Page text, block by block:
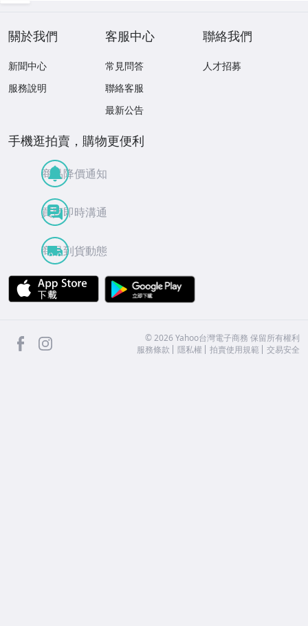
關於我們
新聞中心
服務說明
客服中心
常見問答
聯絡客服
最新公告
聯絡我們
人才招募
手機逛拍賣，購物更便利
商品降價通知
買賣即時溝通
商品到貨動態
APP Store
facebook ©2026 Yahoo台灣電子商務 保留所有權利
服務條款
隱私權 拍賣使用規範 交易安全